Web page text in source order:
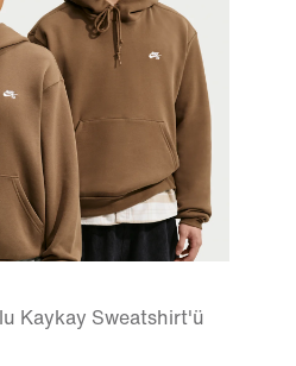
Kaykay Sweatshirt'ü